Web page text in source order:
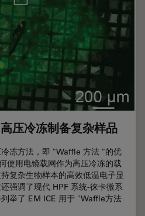
压冷冻制备复杂样品
冻方法，即 "Waffle 方法 "的优
使用电镜载网作为高压冷冻的载
复杂生物样本的高效低温电子显
强调了现代 HPF 系统-徕卡微系
举了 EM ICE 用于 "Waffle方法